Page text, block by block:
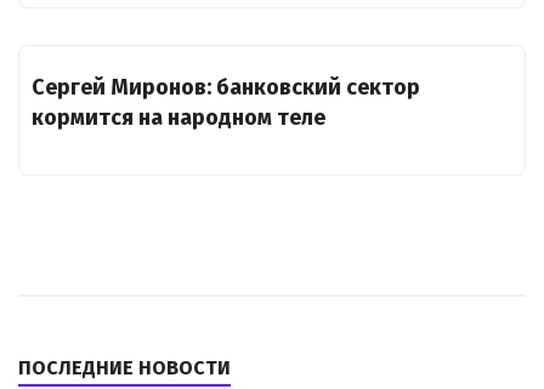
Сергей Миронов: банковский сектор
кормится на народном теле
ПОСЛЕДНИЕ НОВОСТИ